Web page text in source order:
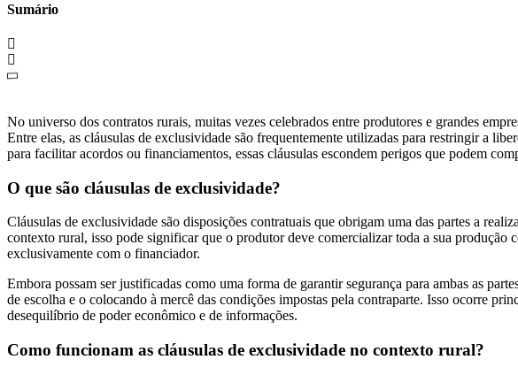
Sumário
No universo dos contratos rurais, muitas vezes celebrados entre produtores e grandes
Entre elas, as cláusulas de exclusividade são frequentemente utilizadas para restringir a
para facilitar acordos ou financiamentos, essas cláusulas escondem perigos que podem
O que são cláusulas de exclusividade?
Cláusulas de exclusividade são disposições contratuais que obrigam uma das partes a
contexto rural, isso pode significar que o produtor deve comercializar toda a sua
exclusivamente com o financiador.
Embora possam ser justificadas como uma forma de garantir segurança para ambas as
de escolha e o colocando à mercê das condições impostas pela contraparte. Isso ocorre
desequilíbrio de poder econômico e de informações.
Como funcionam as cláusulas de exclusividade no contexto rural?